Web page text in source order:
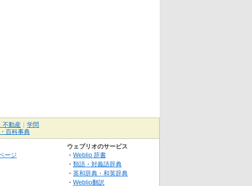
不動産
学問
百科事典
ージ
ウェブリオのサービス
・ Weblio 辞書
・ 類語・対義語辞典
・ 英和辞典・和英辞典
・ Weblio翻訳